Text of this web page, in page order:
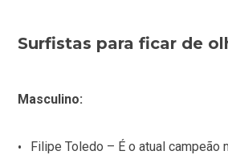
Surfistas para ficar de
Masculino:
Filipe Toledo – É o atual campeão